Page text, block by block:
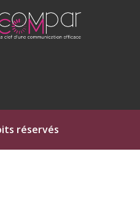
Béton Ciré à Fleurance
réservés